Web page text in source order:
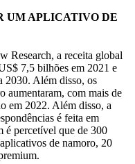
UM APLICATIVO DE
Research, a receita global
7,5 bilhões em 2021 e
2030. Além disso, os
aumentaram, com mais de
em 2022. Além disso, a
é feita em
é percetível que de 300
de namoro, 20